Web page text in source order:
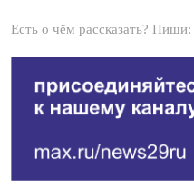
Есть о чём рассказать? Пиши: